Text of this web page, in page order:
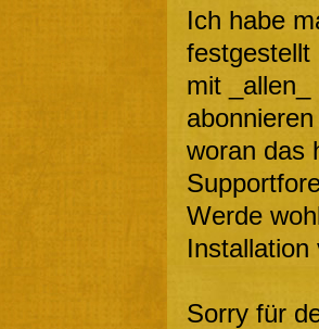
Ich habe
festgestellt
mit
woran das
Werde
Installation
Sorry für